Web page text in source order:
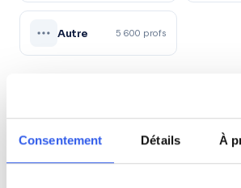
Consentement Détails À
Autre 5 600 profs
Tous les niveaux en
Seconde (Lycée)